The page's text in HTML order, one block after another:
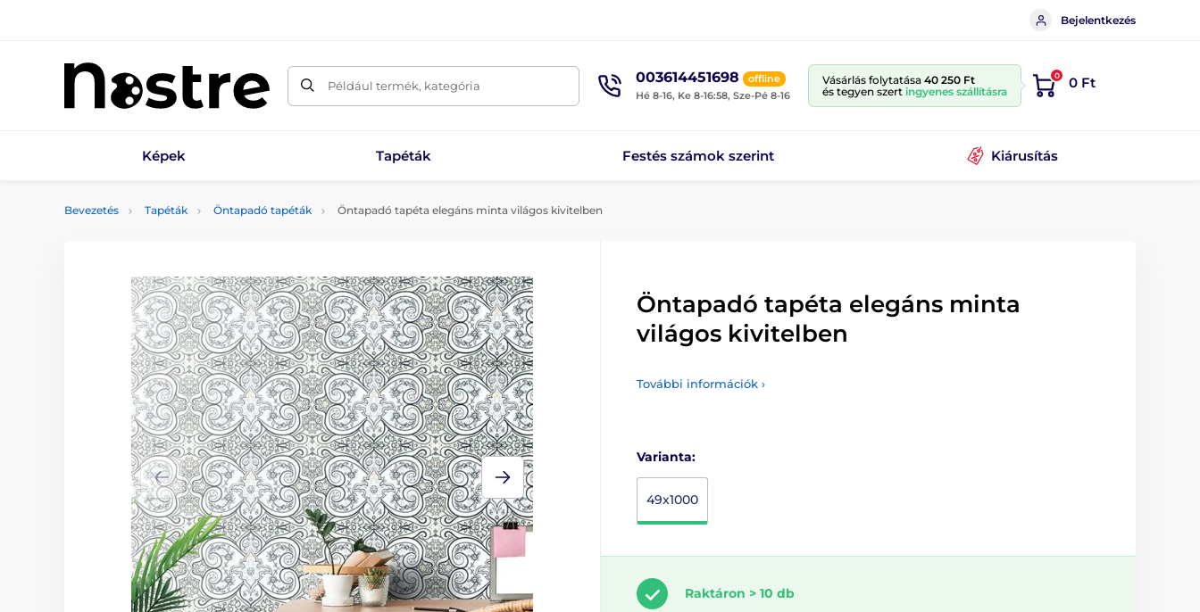
Bejelentkezés
Például termék, kategória 003614451698
offline
Hé 8-16, Ke 8-16:58, Sze-Pé 8-16
Vásárlás folytatása 40 250 Ft
és tegyen szert ingyenes szállításra
0 0 Ft
Képek Tapéták Festés számok szerint Kiárusítás
Bevezetés Tapéták Öntapadó tapéták Öntapadó tapéta elegáns minta világos kivitelben
Öntapadó tapéta elegáns minta
világos kivitelben
További információk ›
Varianta:
49x1000
Raktáron > 10 db